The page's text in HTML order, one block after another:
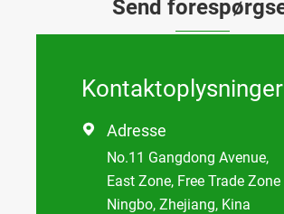
Send
Kontaktoplysninger
 Adresse
No.11 Gangdong Avenue,
East Zone, Free Trade Zone
Ningbo, Zhejiang, Kina